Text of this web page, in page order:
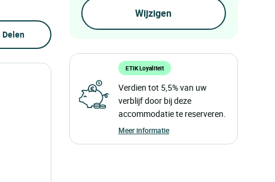
Delen
ETIK Loyaliteit
Verdien tot 5,5% van uw
verblijf door bij deze
accommodatie te reserveren.
Meer informatie